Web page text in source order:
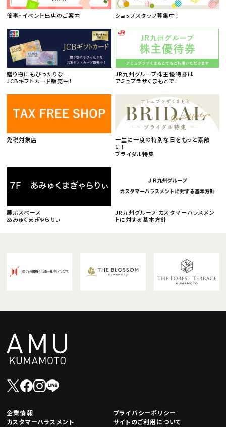
催事・イベント出店のご案内 ショップスタッフ募集中！
贈り物にもぴったりな
JCBギフトカード販売中！
JR九州グループ株主優待券は
アミュプラザくまもとで！
免税対象店
一生に一度の特別な日をもっと素敵
に！
ブライダル特集
展示スペース
あみゅくまぎゃらりぃ
JR九州グループ カスタマーハラスメン
トに対する基本方針
企業情報
プライバシーポリシー
カスタマーハラスメント
サイトのご利用について